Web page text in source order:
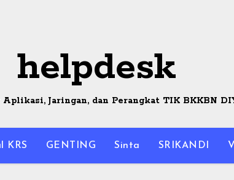
helpdesk
Aplikasi, Jaringan, dan Perangkat TIK BKKBN
KRS GENTING Sinta SRIKANDI